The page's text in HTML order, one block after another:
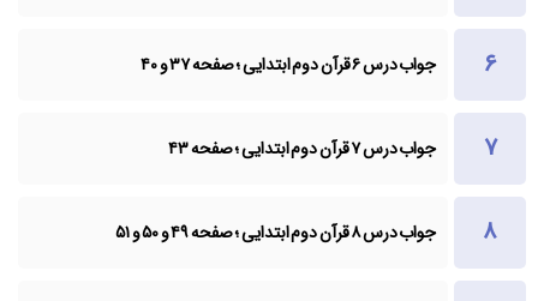
جواب درس ۶ قرآن دوم ابتدایی ؛ صفحه ۳۷ و ۴۰
جواب درس ۷ قرآن دوم ابتدایی ؛ صفحه ۴۳
جواب درس ۸ قرآن دوم ابتدایی ؛ صفحه ۴۹ و ۵۰ و ۵۱